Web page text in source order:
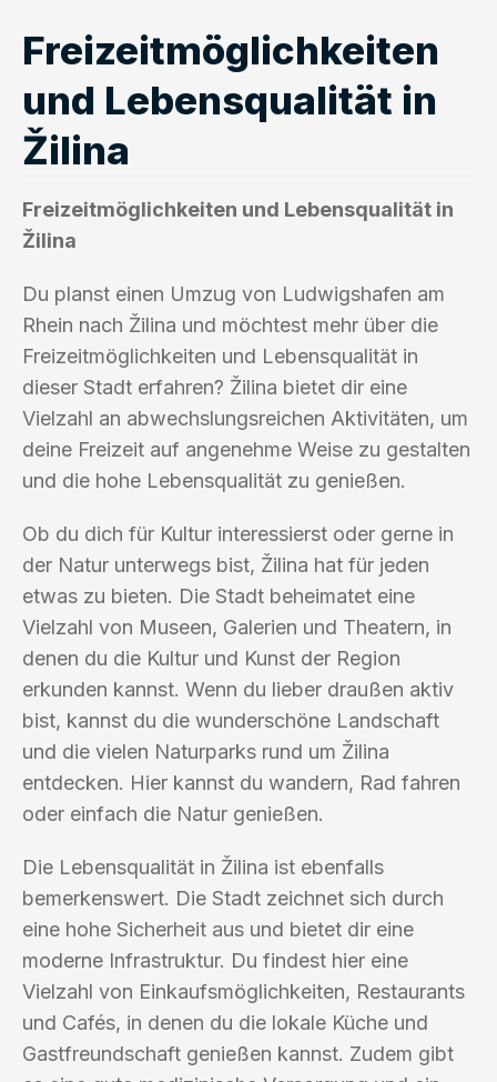
Freizeitmöglichkeiten
und Lebensqualität in
Žilina
Freizeitmöglichkeiten und Lebensqualität in
Žilina
Du planst einen Umzug von Ludwigshafen am
Rhein nach Žilina und möchtest mehr über die
Freizeitmöglichkeiten und Lebensqualität in
dieser Stadt erfahren? Žilina bietet dir eine
Vielzahl an abwechslungsreichen Aktivitäten, um
deine Freizeit auf angenehme Weise zu gestalten
und die hohe Lebensqualität zu genießen.
Ob du dich für Kultur interessierst oder gerne in
der Natur unterwegs bist, Žilina hat für jeden
etwas zu bieten. Die Stadt beheimatet eine
Vielzahl von Museen, Galerien und Theatern, in
denen du die Kultur und Kunst der Region
erkunden kannst. Wenn du lieber draußen aktiv
bist, kannst du die wunderschöne Landschaft
und die vielen Naturparks rund um Žilina
entdecken. Hier kannst du wandern, Rad fahren
oder einfach die Natur genießen.
Die Lebensqualität in Žilina ist ebenfalls
bemerkenswert. Die Stadt zeichnet sich durch
eine hohe Sicherheit aus und bietet dir eine
moderne Infrastruktur. Du findest hier eine
Vielzahl von Einkaufsmöglichkeiten, Restaurants
und Cafés, in denen du die lokale Küche und
Gastfreundschaft genießen kannst. Zudem gibt